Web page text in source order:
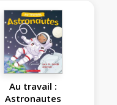
Au travail :
Astronautes